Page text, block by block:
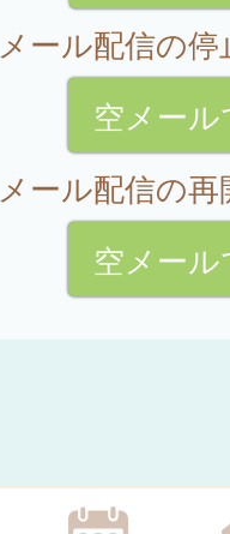
メール配信の
空メー
メール配信の
空メー